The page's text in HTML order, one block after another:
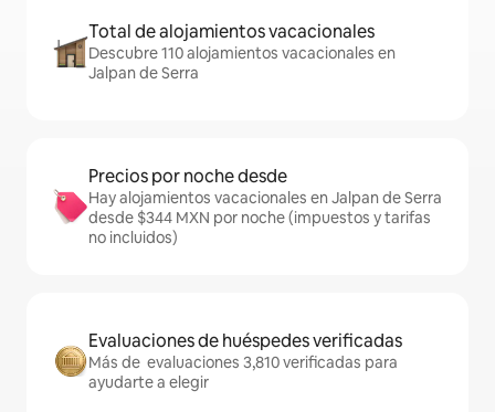
Total de alojamientos vacacionales
Descubre 110 alojamientos vacacionales en
Jalpan de Serra
Precios por noche desde
Hay alojamientos vacacionales en Jalpan de Serra
desde $344 MXN por noche (impuestos y tarifas
no incluidos)
Evaluaciones de huéspedes verificadas
Más de evaluaciones 3,810 verificadas para
ayudarte a elegir